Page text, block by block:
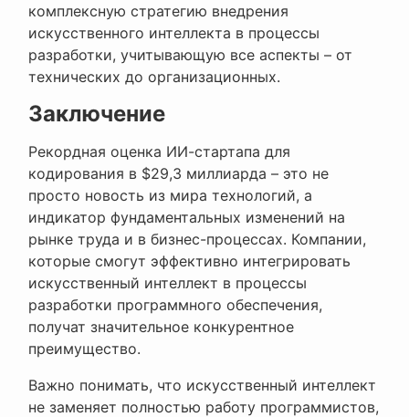
комплексную стратегию внедрения
искусственного интеллекта в процессы
разработки, учитывающую все аспекты – от
технических до организационных.
Заключение
Рекордная оценка ИИ-стартапа для
кодирования в $29,3 миллиарда – это не
просто новость из мира технологий, а
индикатор фундаментальных изменений на
рынке труда и в бизнес-процессах. Компании,
которые смогут эффективно интегрировать
искусственный интеллект в процессы
разработки программного обеспечения,
получат значительное конкурентное
преимущество.
Важно понимать, что искусственный интеллект
не заменяет полностью работу программистов,